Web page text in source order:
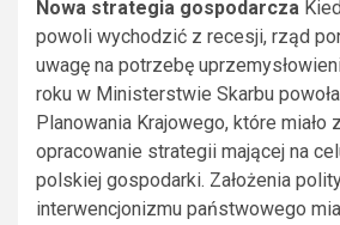
Nowa strategia gospodarcza
powoli wychodzić z recesji, rząd
uwagę na potrzebę
roku w Ministerstwie Skarbu
Planowania Krajowego, które miało
opracowanie strategii mającej na
polskiej gospodarki. Założenia
interwencjonizmu państwowego